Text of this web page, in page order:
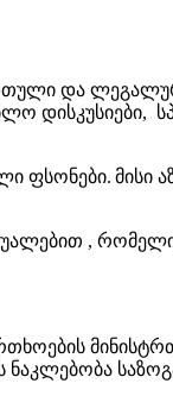
და
მისი
,